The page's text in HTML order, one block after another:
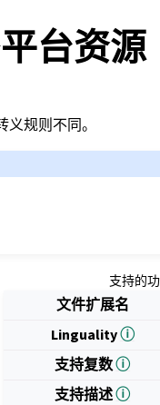
台资源
义规则不同。
支持的
文件扩展名
Lingualityⓘ
支持复数ⓘ
支持描述ⓘ